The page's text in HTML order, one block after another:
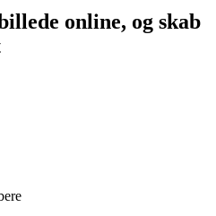
online, og skab